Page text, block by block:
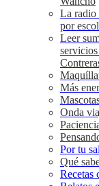
La radio
por
Leer
Más
Onda
Por tu
Qué
Recetas